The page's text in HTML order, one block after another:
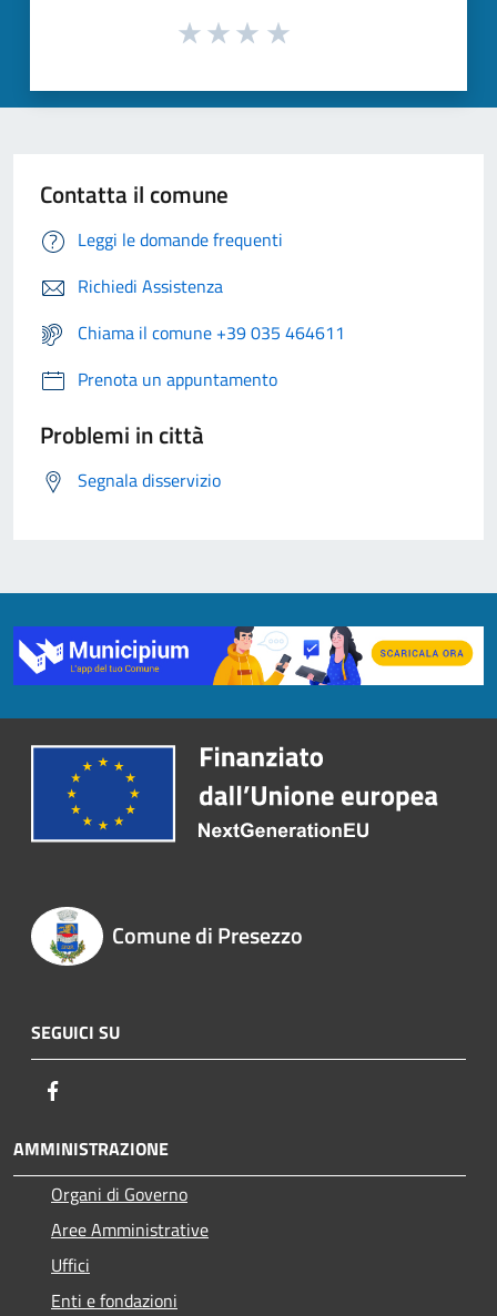
Contatta il comune
Leggi le domande frequenti
Richiedi Assistenza
Chiama il comune +39 035 464611
Prenota un appuntamento
Problemi in città
Segnala disservizio
Comune di Presezzo
SEGUICI SU
AMMINISTRAZIONE
Organi di Governo
Aree Amministrative
Uffici
Enti e fondazioni